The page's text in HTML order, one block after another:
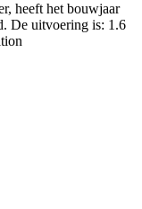
heeft het bouwjaar
De uitvoering is: 1.6